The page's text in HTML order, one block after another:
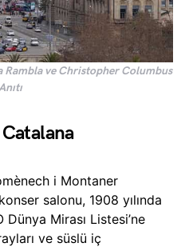
Rambla ve Christopher Columbus
i Montaner
salonu, 1908 yılında
Dünya Mirası Listesi’ne
ve süslü iç